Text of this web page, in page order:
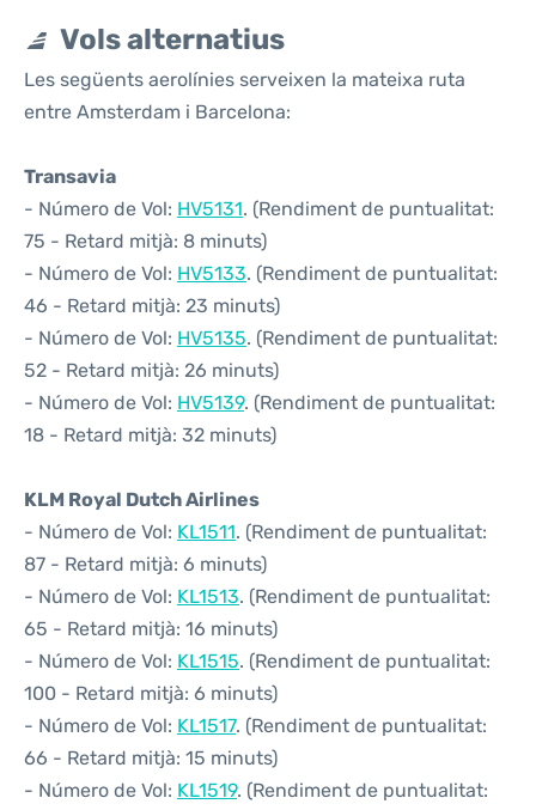
Vols alternatius
Les següents aerolínies serveixen la mateixa ruta
entre Amsterdam i Barcelona:
Transavia
- Número de Vol: HV5131. (Rendiment de puntualitat:
75 - Retard mitjà: 8 minuts)
- Número de Vol: HV5133. (Rendiment de puntualitat:
46 - Retard mitjà: 23 minuts)
- Número de Vol: HV5135. (Rendiment de puntualitat:
52 - Retard mitjà: 26 minuts)
- Número de Vol: HV5139. (Rendiment de puntualitat:
18 - Retard mitjà: 32 minuts)
KLM Royal Dutch Airlines
- Número de Vol: KL1511. (Rendiment de puntualitat:
87 - Retard mitjà: 6 minuts)
- Número de Vol: KL1513. (Rendiment de puntualitat:
65 - Retard mitjà: 16 minuts)
- Número de Vol: KL1515. (Rendiment de puntualitat:
100 - Retard mitjà: 6 minuts)
- Número de Vol: KL1517. (Rendiment de puntualitat:
66 - Retard mitjà: 15 minuts)
- Número de Vol: KL1519. (Rendiment de puntualitat: